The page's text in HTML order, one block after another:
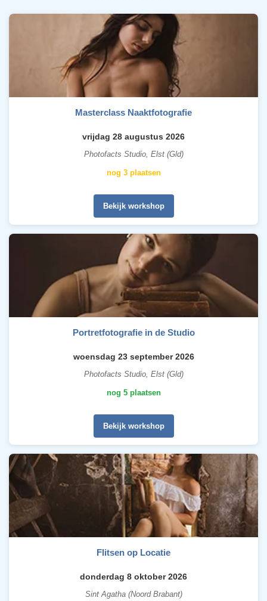
Masterclass Naaktfotografie
vrijdag 28 augustus 2026
Photofacts Studio, Elst (Gld)
nog 3 plaatsen
Bekijk workshop
Portretfotografie in de Studio
woensdag 23 september 2026
Photofacts Studio, Elst (Gld)
nog 5 plaatsen
Bekijk workshop
Flitsen op Locatie
donderdag 8 oktober 2026
Sint Agatha (Noord Brabant)